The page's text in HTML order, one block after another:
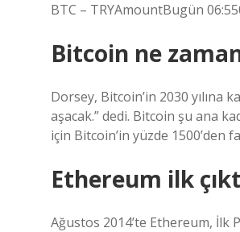
BTC – TRYAmountBugün
Bitcoin ne
Dorsey, Bitcoin’in 2030 yılına
aşacak.” dedi. Bitcoin şu ana
için Bitcoin’in yüzde 1500’den
Ethereum ilk
Ağustos 2014’te Ethereum, İlk